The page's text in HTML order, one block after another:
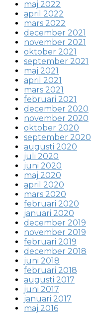
maj 2022
april 2022
mars 2022
december 2021
november 2021
oktober 2021
september 2021
maj 2021
april 2021
mars 2021
februari 2021
december 2020
november 2020
oktober 2020
september 2020
augusti 2020
juli 2020
juni 2020
maj 2020
april 2020
mars 2020
februari 2020
januari 2020
december 2019
november 2019
februari 2019
december 2018
juni 2018
februari 2018
augusti 2017
juni 2017
januari 2017
maj 2016